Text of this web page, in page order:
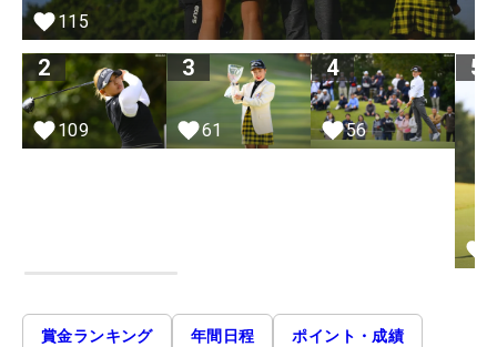
115
2
109
3
61
4
56
5
賞金ランキング 年間日程 ポイント・成績